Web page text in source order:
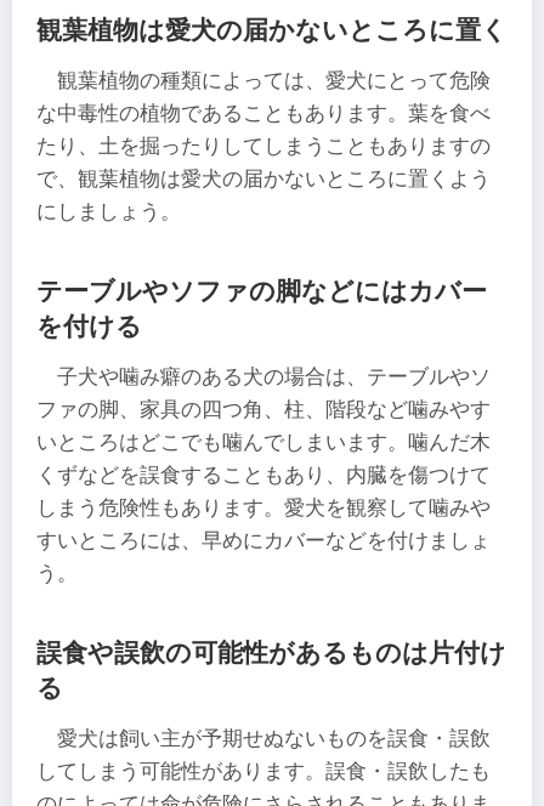
観葉植物は愛犬の届かないところに置く
観葉植物の種類によっては、愛犬にとって危険
な中毒性の植物であることもあります。葉を食べ
たり、土を掘ったりしてしまうこともありますの
で、観葉植物は愛犬の届かないところに置くよう
にしましょう。
テーブルやソファの脚などにはカバー
を付ける
子犬や噛み癖のある犬の場合は、テーブルやソ
ファの脚、家具の四つ角、柱、階段など噛みやす
いところはどこでも噛んでしまいます。噛んだ木
くずなどを誤食することもあり、内臓を傷つけて
しまう危険性もあります。愛犬を観察して噛みや
すいところには、早めにカバーなどを付けましょ
う。
誤食や誤飲の可能性があるものは片付け
る
愛犬は飼い主が予期せぬないものを誤食・誤飲
してしまう可能性があります。誤食・誤飲したも